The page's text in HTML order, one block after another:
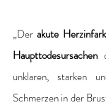
„Der akute
Haupttodesursachen
unklaren, starken
Schmerzen in der